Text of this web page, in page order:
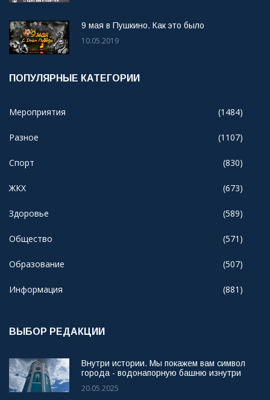
9 мая в Пушкино. Как это было
10.05.2019
ПОПУЛЯРНЫЕ КАТЕГОРИИ
Мероприятия (1484)
Разное (1107)
Спорт (830)
ЖКХ (673)
Здоровье (589)
Общество (571)
Образование (507)
Информация (881)
ВЫБОР РЕДАКЦИИ
Внутри истории. Мы покажем вам символ
города - водонапорную башню изнутри
20.05.2025